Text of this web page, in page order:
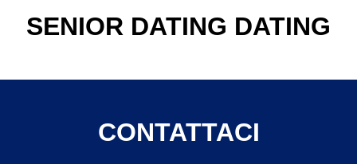
SENIOR DATING DATING
CONTATTACI